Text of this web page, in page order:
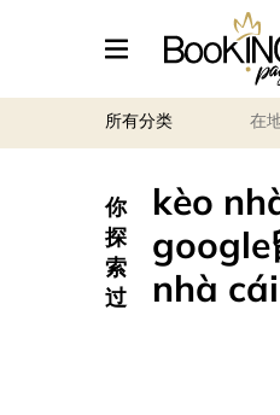
所有分类 在
你
探
索
过
kèo
google
nhà